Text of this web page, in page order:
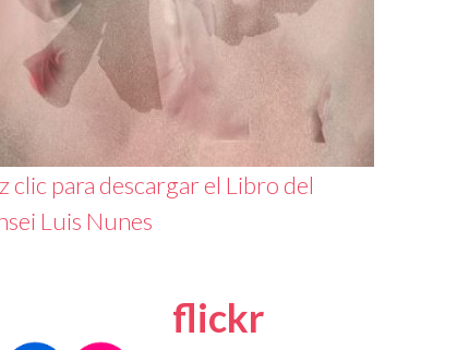
clic para descargar el Libro del
Luis Nunes
flickr